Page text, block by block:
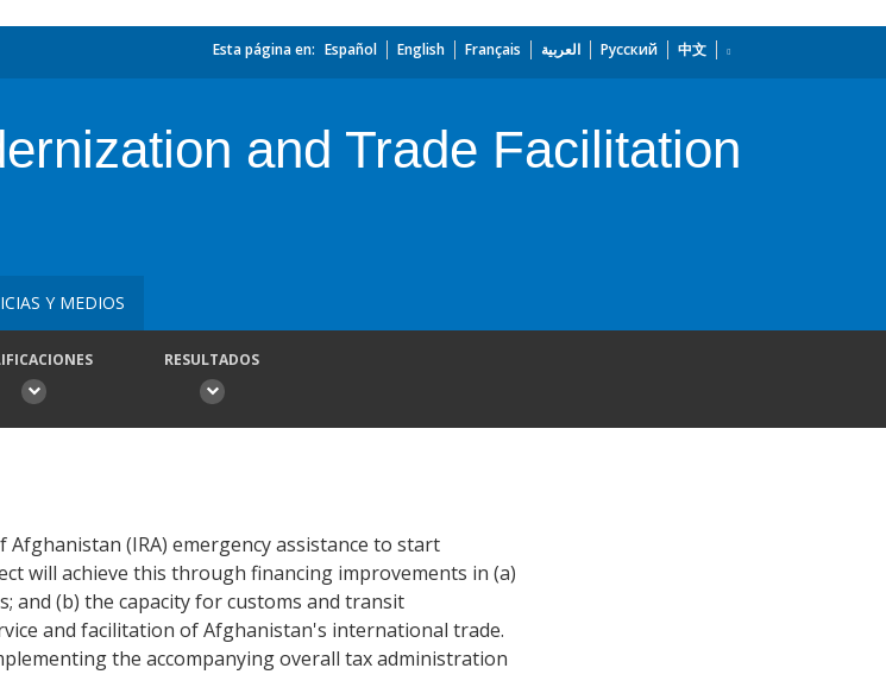
Esta página en: Español English Français العربية Русский 中文
and Trade Facilitation
Y MEDIOS
RESULTADOS
(IRA) emergency assistance to start
will achieve this through financing improvements in (a)
and (b) the capacity for customs and transit
and facilitation of Afghanistan's international trade.
the accompanying overall tax administration